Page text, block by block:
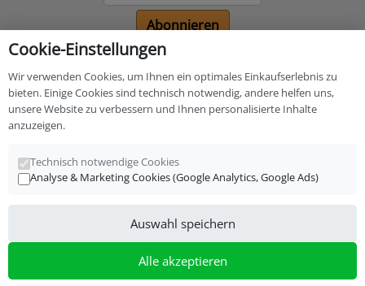
Abonnieren
Bezahlung und
Versand
Versand und Fachgeschäft für Drums und Zubehör
Cookie-Einstellungen
Wir verwenden Cookies, um Ihnen ein optimales Einkaufserlebnis zu
bieten. Einige Cookies sind technisch notwendig, andere helfen uns,
unsere Website zu verbessern und Ihnen personalisierte Inhalte
anzuzeigen.
Technisch notwendige Cookies
Analyse & Marketing Cookies (Google Analytics, Google Ads)
Auswahl speichern
Alle akzeptieren